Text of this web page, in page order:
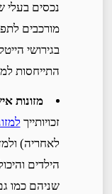
נכסים בעלי
מורכבים
בגירושי
התייחסות
מזונות
זכויותייך
לאחריה)
הילדים
שניהם כמו